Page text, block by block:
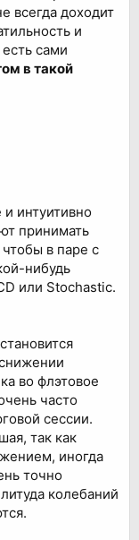
всегда доходит
и
сами
в такой
интуитивно
принимать
в паре с
нибудь
или Stochastic.
во флэтовое
часто
сессии.
так как
иногда
точно
колебаний